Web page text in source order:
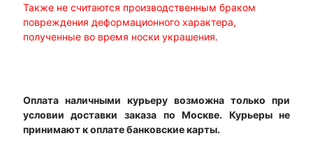
Также не считаются производственным браком
повреждения деформационного характера,
полученные во время носки украшения.
Оплата наличными курьеру возможна только при
условии доставки заказа по Москве. Курьеры не
принимают к оплате банковские карты.